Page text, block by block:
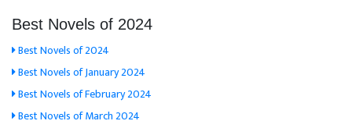
Best Novels of 2024
Best Novels of 2024
Best Novels of January 2024
Best Novels of February 2024
Best Novels of March 2024